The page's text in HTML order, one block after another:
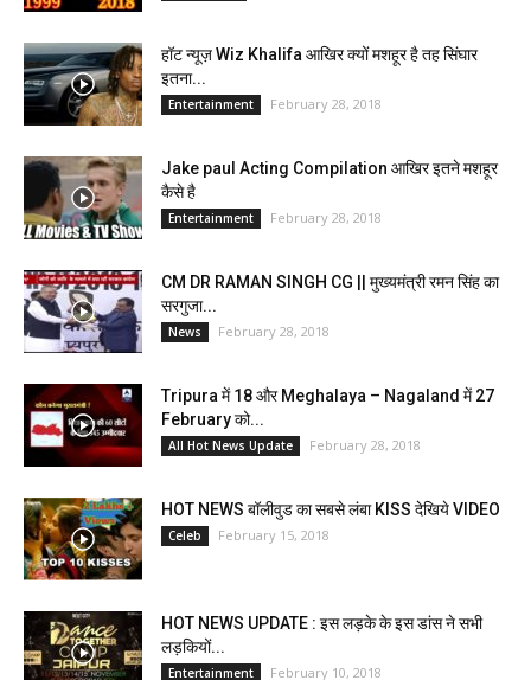
हॉट न्यूज़ Wiz Khalifa आखिर क्यों मशहूर है तह सिंघार
इतना...
Entertainment February 28, 2018
Jake paul Acting Compilation आखिर इतने मशहूर
कैसे है
Entertainment February 28, 2018
CM DR RAMAN SINGH CG || मुख्यमंत्री रमन सिंह का
सरगुजा...
News February 28, 2018
Tripura में 18 और Meghalaya – Nagaland में 27
February को...
All Hot News Update February 28, 2018
HOT NEWS बॉलीवुड का सबसे लंबा KISS देखिये VIDEO
Celeb February 15, 2018
HOT NEWS UPDATE : इस लड़के के इस डांस ने सभी
लड़कियों...
Entertainment February 10, 2018